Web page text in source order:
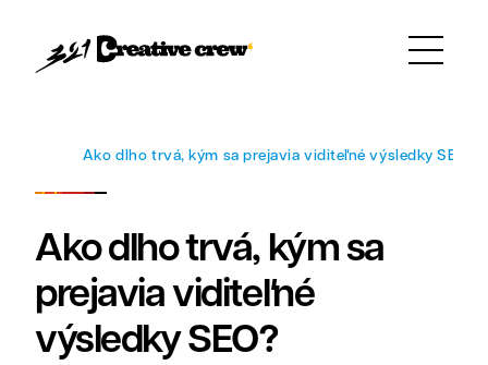
Ako dlho trvá, kým sa prejavia viditeľné výsledky SEO?
Ako dlho trvá, kým sa
prejavia viditeľné
výsledky SEO?